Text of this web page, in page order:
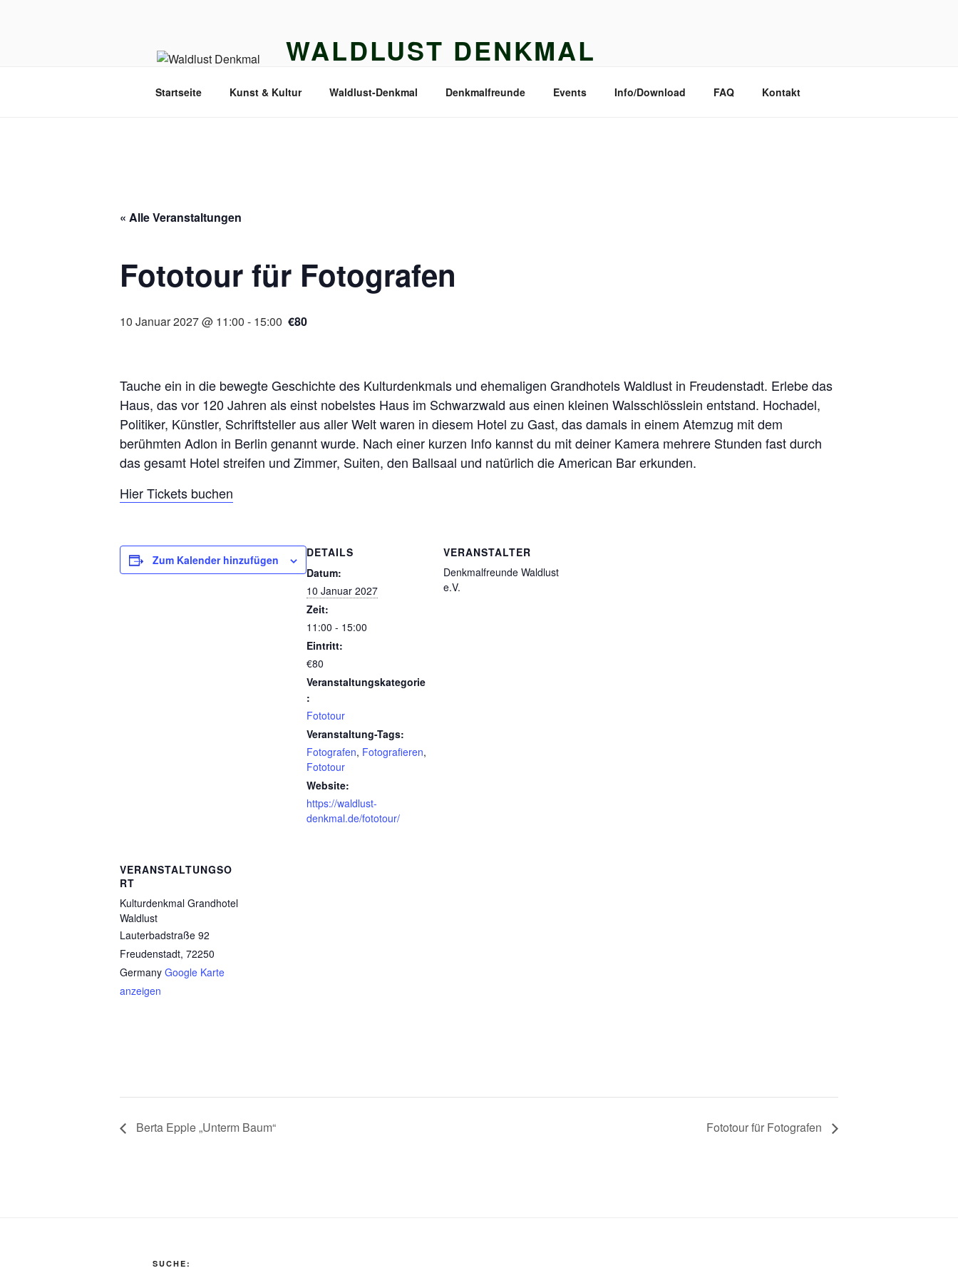
WALDLUST DENKMAL
Startseite Kunst & Kultur Waldlust-Denkmal Denkmalfreunde Events Info/Download FAQ Kontakt
« Alle Veranstaltungen
Fototour für Fotografen
10 Januar 2027 @ 11:00 - 15:00 €80
Tauche ein in die bewegte Geschichte des Kulturdenkmals und ehemaligen Grandhotels Waldlust in Freudenstadt. Erlebe das
Haus, das vor 120 Jahren als einst nobelstes Haus im Schwarzwald aus einen kleinen Walsschlösslein entstand. Hochadel,
Politiker, Künstler, Schriftsteller aus aller Welt waren in diesem Hotel zu Gast, das damals in einem Atemzug mit dem
berühmten Adlon in Berlin genannt wurde. Nach einer kurzen Info kannst du mit deiner Kamera mehrere Stunden fast durch
das gesamt Hotel streifen und Zimmer, Suiten, den Ballsaal und natürlich die American Bar erkunden.
Hier Tickets buchen
Zum Kalender hinzufügen
DETAILS
Datum:
10 Januar 2027
Zeit:
11:00 - 15:00
Eintritt:
€80
Veranstaltungskategorie
:
Fototour
Veranstaltung-Tags:
Fotografen, Fotografieren,
Fototour
Website:
https://waldlust-
denkmal.de/fototour/
VERANSTALTER
Denkmalfreunde Waldlust
e.V.
VERANSTALTUNGSO
RT
Kulturdenkmal Grandhotel
Waldlust
Lauterbadstraße 92
Freudenstadt, 72250
Germany Google Karte
anzeigen
Berta Epple „Unterm Baum“ Fototour für Fotografen
SUCHE: